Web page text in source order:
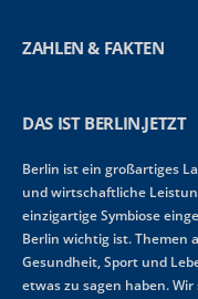
ZAHLEN & FAKTEN
DAS IST BERLIN.JETZT
Berlin ist ein großartiges
und wirtschaftliche
einzigartige Symbiose
Berlin wichtig ist. Themen
Gesundheit, Sport und
etwas zu sagen haben.